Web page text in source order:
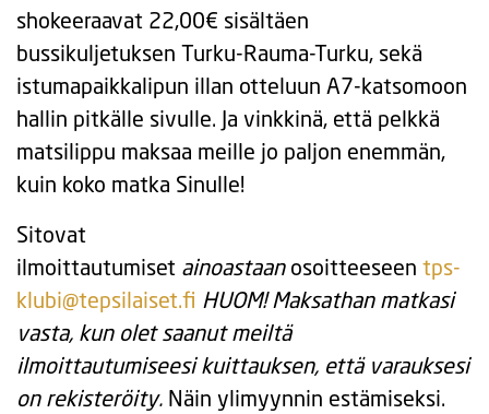
shokeeraavat 22,00€ sisältäen
bussikuljetuksen Turku-Rauma-Turku, sekä
istumapaikkalipun illan otteluun A7-katsomoon
hallin pitkälle sivulle. Ja vinkkinä, että pelkkä
matsilippu maksaa meille jo paljon enemmän,
kuin koko matka Sinulle!
Sitovat
ilmoittautumiset ainoastaanosoitteeseen tps-
klubi@tepsilaiset.fi HUOM! Maksathan matkasi
vasta, kun olet saanut meiltä
ilmoittautumiseesi kuittauksen, että varauksesi
on rekisteröity. Näin ylimyynnin estämiseksi.